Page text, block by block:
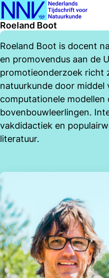
Roeland Boot
Roeland Boot is docent
en promovendus aan de
promotieonderzoek richt
natuurkunde door middel
computationele modellen
bovenbouwleerlingen.
vakdidactiek en
literatuur.